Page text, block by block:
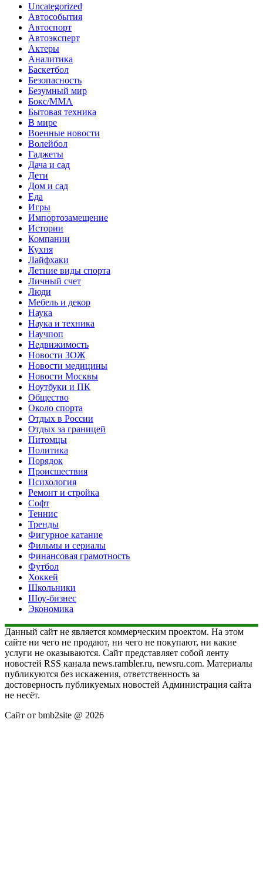
Uncategorized
Автособытия
Автоспорт
Автоэксперт
Актеры
Аналитика
Баскетбол
Безопасность
Безумный мир
Бокс/MMA
Бытовая техника
В мире
Военные новости
Волейбол
Гаджеты
Дача и сад
Дети
Дом и сад
Еда
Игры
Импортозамещение
Истории
Компании
Кухня
Лайфхаки
Летние виды спорта
Личный счет
Люди
Мебель и декор
Наука
Наука и техника
Научпоп
Недвижимость
Новости ЗОЖ
Новости медицины
Новости Москвы
Ноутбуки и ПК
Общество
Около спорта
Отдых в России
Отдых за границей
Питомцы
Политика
Порядок
Происшествия
Психология
Ремонт и стройка
Софт
Теннис
Тренды
Фигурное катание
Фильмы и сериалы
Финансовая грамотность
Футбол
Хоккей
Школьники
Шоу-бизнес
Экономика
Данный сайт не является коммерческим проектом. На этом
сайте ни чего не продают, ни чего не покупают, ни какие
услуги не оказываются. Сайт представляет собой ленту
новостей RSS канала news.rambler.ru, newsru.com. Материалы
публикуются без искажения, ответственность за
достоверность публикуемых новостей Администрация сайта
не несёт.
Сайт от bmb2site @ 2026